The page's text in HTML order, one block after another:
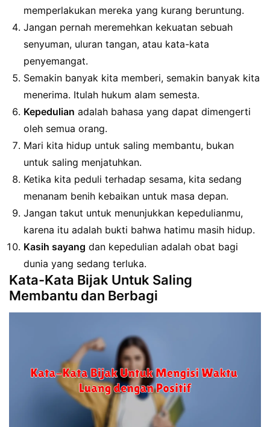
memperlakukan mereka yang kurang beruntung.
Jangan pernah meremehkan kekuatan sebuah
senyuman, uluran tangan, atau kata-kata
penyemangat.
Semakin banyak kita memberi, semakin banyak kita
menerima. Itulah hukum alam semesta.
Kepedulian adalah bahasa yang dapat dimengerti
oleh semua orang.
Mari kita hidup untuk saling membantu, bukan
untuk saling menjatuhkan.
Ketika kita peduli terhadap sesama, kita sedang
menanam benih kebaikan untuk masa depan.
Jangan takut untuk menunjukkan kepedulianmu,
karena itu adalah bukti bahwa hatimu masih hidup.
Kasih sayang dan kepedulian adalah obat bagi
dunia yang sedang terluka.
Kata-Kata Bijak Untuk Saling
Membantu dan Berbagi